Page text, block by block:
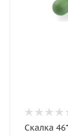
Скалка